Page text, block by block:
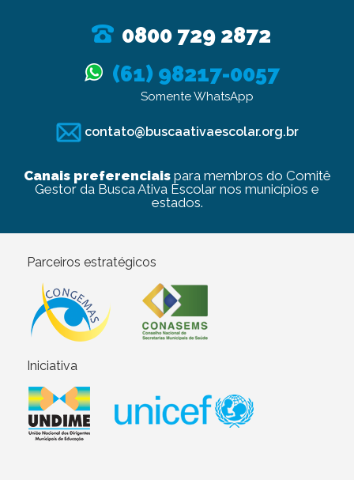
0800 729 2872
(61) 98217-0057
Somente WhatsApp
contato@buscaativaescolar.org.br
Canais preferenciaispara membros do Comitê
Gestor da Busca Ativa Escolar nos municípios e
estados.
Parceiros estratégicos
Iniciativa